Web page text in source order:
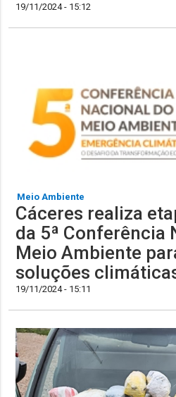
19/11/2024 - 15:12
Meio Ambiente
Cáceres realiza
da 5ª Conferência
Meio Ambiente
soluções
19/11/2024 - 15:11